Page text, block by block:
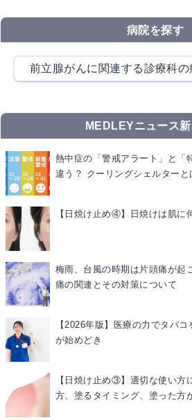
病院を探す
前立腺がんに関連する診療科
MEDLEYニュース
熱中症の「警戒アラート」と「
違う？ クーリングシェルターと
【日焼け止め④】日焼けは肌に
梅雨、台風の時期は片頭痛が起
痛の関連とその対策について
【2026年版】医療の力でタバ
が始めどき
【日焼け止め③】適切な使い方
方、塗るタイミング、塗った方